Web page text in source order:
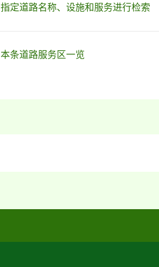
指定道路名称、设施和服务进行检索
本条道路服务区一览